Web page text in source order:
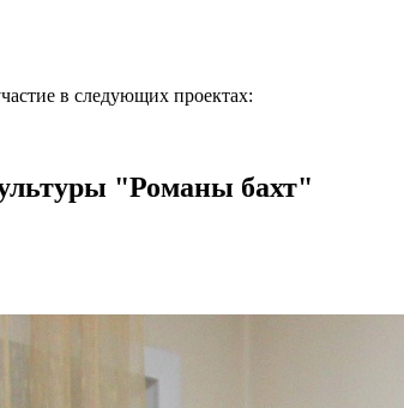
в следующих проектах:
"Романы бахт"